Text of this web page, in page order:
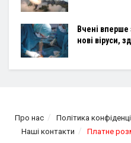
Вчені
нові віруси,
Про нас Політика
Наші контакти
Платне